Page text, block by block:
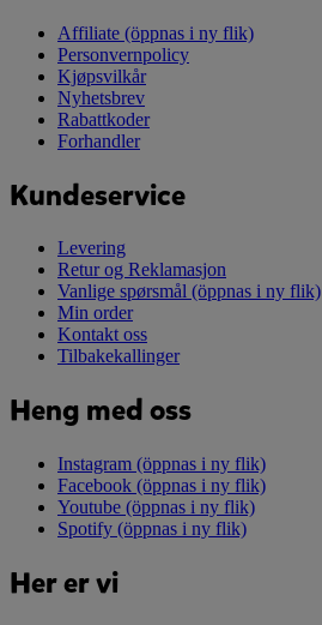
Affiliate (öppnas i ny flik)
Personvernpolicy
Kjøpsvilkår
Nyhetsbrev
Rabattkoder
Forhandler
Kundeservice
Levering
Retur og Reklamasjon
Vanlige spørsmål (öppnas i ny flik)
Min order
Kontakt oss
Tilbakekallinger
Heng med oss
Instagram (öppnas i ny flik)
Facebook (öppnas i ny flik)
Youtube (öppnas i ny flik)
Spotify (öppnas i ny flik)
Her er vi